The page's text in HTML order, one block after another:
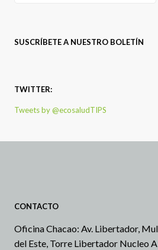
SUSCRÍBETE A NUESTRO BOLETÍN
TWITTER:
Tweets by @ecosaludTIPS
CONTACTO
Oficina Chacao: Av. Libertador,
del Este, Torre Libertador Nucleo